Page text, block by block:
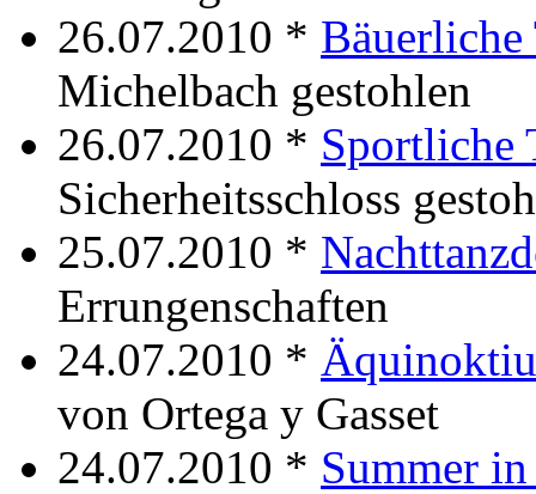
26.07.2010 * Bäuerliche
Michelbach gestohlen
26.07.2010 * Sportliche
Sicherheitsschloss
25.07.2010 *
Errungenschaften
24.07.2010 *
von Ortega y Gasset
24.07.2010 * Summer